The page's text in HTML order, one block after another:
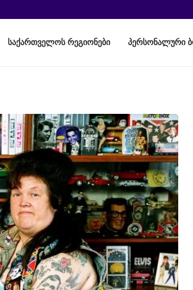
საქართველოს რეგიონები პერსონალური